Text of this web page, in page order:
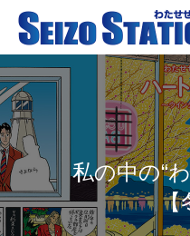
私の中の“
【